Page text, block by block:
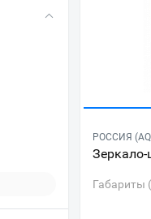
РОССИЯ
Габариты